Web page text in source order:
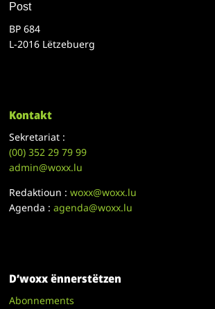
Post
BP 684
L-2016 Lëtzebuerg
Kontakt
Sekretariat :
(00)352 29 79 99
admin@woxx.lu
Redaktioun :woxx@woxx.lu
Agenda :agenda@woxx.lu
D’woxx ënnerstëtzen
Abonnements